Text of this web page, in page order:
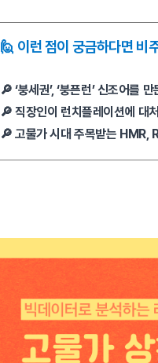
🙋 이런 점이 궁금하다면 비
🔎 ‘붕세권’, ‘붕픈런’ 신조어를
🔎 직장인이 런치플레이션에 대
🔎 고물가 시대 주목받는 HMR,